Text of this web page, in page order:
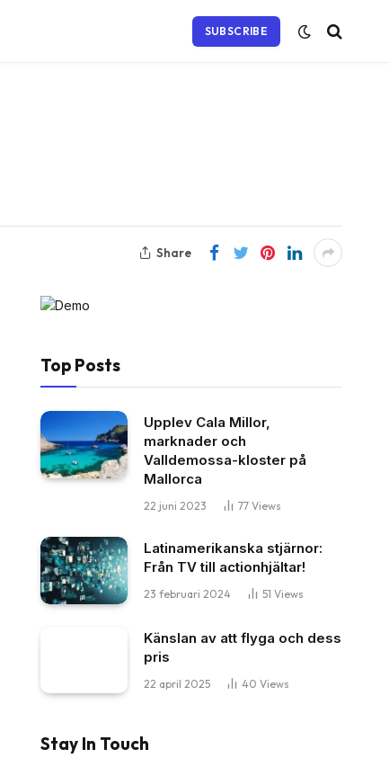
SUBSCRIBE
Share
Top Posts
Upplev Cala Millor,
marknader och
Valldemossa-kloster på
Mallorca
22 juni 2023 77 Views
Latinamerikanska stjärnor:
Från TV till actionhjältar!
23 februari 2024 51 Views
Känslan av att flyga och dess
pris
22 april 2025 40 Views
Stay In Touch